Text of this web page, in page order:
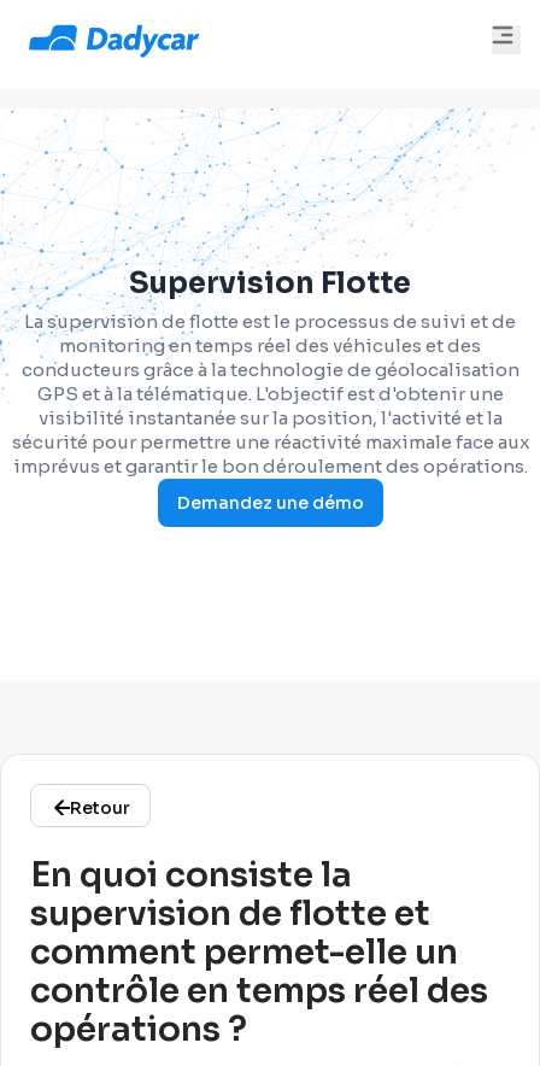
Supervision Flotte
La supervision de flotte est le processus de suivi et de
monitoring en temps réel des véhicules et des
conducteurs grâce à la technologie de géolocalisation
GPS et à la télématique. L'objectif est d'obtenir une
visibilité instantanée sur la position, l'activité et la
sécurité pour permettre une réactivité maximale face aux
imprévus et garantir le bon déroulement des opérations.
Demandez une démo
Retour
En quoi consiste la
supervision de flotte et
comment permet-elle un
contrôle en temps réel des
opérations ?